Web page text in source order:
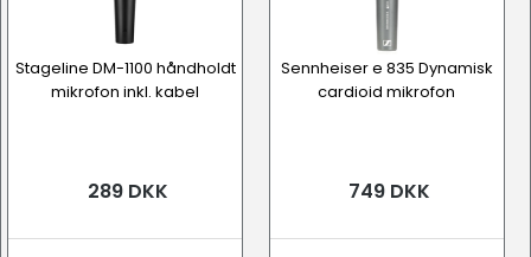
Stageline DM-1100 håndholdt
mikrofon inkl. kabel
289 DKK
Sennheiser e 835 Dynamisk
cardioid mikrofon
749 DKK